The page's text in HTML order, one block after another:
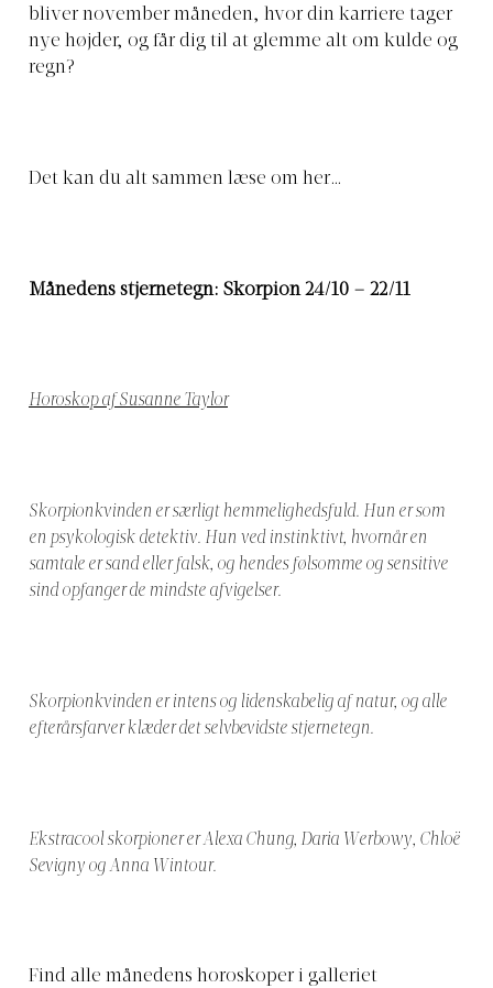
bliver november måneden, hvor din karriere tager
nye højder, og får dig til at glemme alt om kulde og
regn?
Det kan du alt sammen læse om her…
Månedens stjernetegn: Skorpion 24/10 – 22/11
Horoskop af Susanne Taylor
Skorpionkvinden er særligt hemmelighedsfuld. Hun er som
en psykologisk detektiv. Hun ved instinktivt, hvornår en
samtale er sand eller falsk, og hendes følsomme og sensitive
sind opfanger de mindste afvigelser.
Skorpionkvinden er intens og lidenskabelig af natur, og alle
efterårsfarver klæder det selvbevidste stjernetegn.
Ekstracool skorpioner er Alexa Chung, Daria Werbowy, Chloë
Sevigny og Anna Wintour.
Find alle månedens horoskoper i galleriet